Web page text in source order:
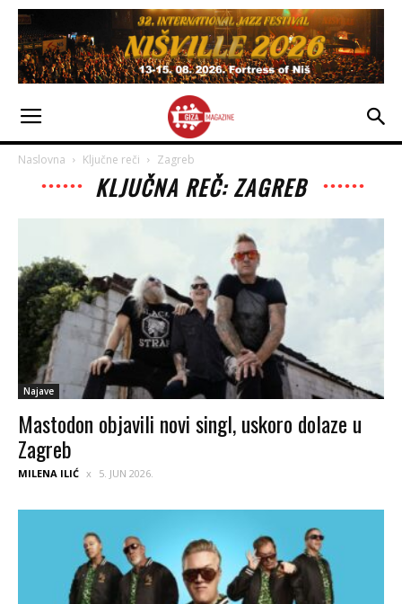
Naslovna Ključne reči Zagreb
KLJUČNA REČ: ZAGREB
Najave
Mastodon objavili novi singl, uskoro dolaze u
Zagreb
MILENA ILIĆ 5. JUN 2026.